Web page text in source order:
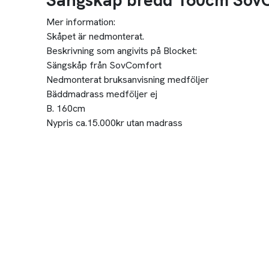
Mer information:
Skåpet är nedmonterat.
Beskrivning som angivits på Blocket:
Sängskåp från SovComfort
Nedmonterat bruksanvisning medföljer
Bäddmadrass medföljer ej
B. 160cm
Nypris ca.15.000kr utan madrass